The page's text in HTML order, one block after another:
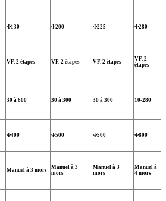
Φ130 Φ200 Φ225 Φ280
VF. 2 étapes VF. 2 étapes VF. 2 étapes
VF. 2
étapes
30 à 600 30 à 300 30 à 300 10-280
Φ400 Φ500 Φ500 Φ800
Manuel à 3 mors
Manuel à 3
mors
Manuel à 3
mors
Manuel à
4 mors